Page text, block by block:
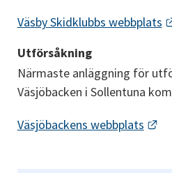
Väsby Skidklubbs webbplats
Utförsåkning
Närmaste anläggning för
Väsjöbacken i Sollentuna
Väsjöbackens webbplats